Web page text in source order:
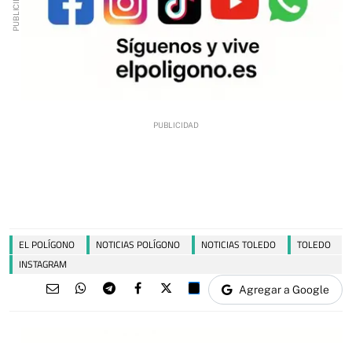
EL POLÍGONO NOTICIAS POLÍGONO NOTICIAS TOLEDO
TOLEDO
INSTAGRAM
Agregar a Google